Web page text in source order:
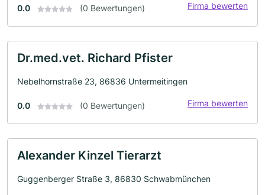
0.0 (0 Bewertungen) Firma bewerten
Dr.med.vet. Richard Pfister
Nebelhornstraße 23, 86836 Untermeitingen
0.0 (0 Bewertungen) Firma bewerten
Alexander Kinzel Tierarzt
Guggenberger Straße 3, 86830 Schwabmünchen